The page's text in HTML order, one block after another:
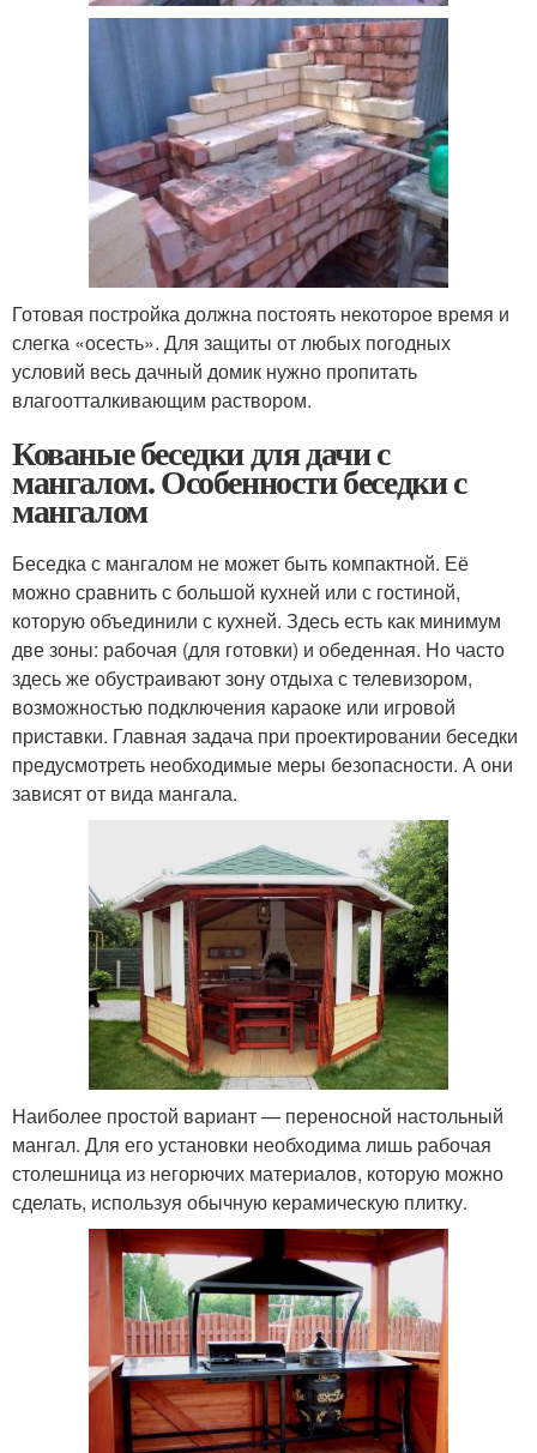
Готовая постройка должна постоять некоторое время и
слегка «осесть». Для защиты от любых погодных
условий весь дачный домик нужно пропитать
влагоотталкивающим раствором.
Кованые беседки для дачи с
мангалом. Особенности беседки с
мангалом
Беседка с мангалом не может быть компактной. Её
можно сравнить с большой кухней или с гостиной,
которую объединили с кухней. Здесь есть как минимум
две зоны: рабочая (для готовки) и обеденная. Но часто
здесь же обустраивают зону отдыха с телевизором,
возможностью подключения караоке или игровой
приставки. Главная задача при проектировании беседки
предусмотреть необходимые меры безопасности. А они
зависят от вида мангала.
Наиболее простой вариант — переносной настольный
мангал. Для его установки необходима лишь рабочая
столешница из негорючих материалов, которую можно
сделать, используя обычную керамическую плитку.